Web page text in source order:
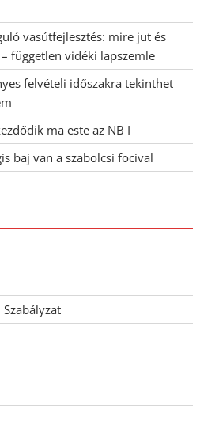
vasútfejlesztés: mire jut és
független vidéki lapszemle
felvételi időszakra tekinthet
ma este az NB I
baj van a szabolcsi focival